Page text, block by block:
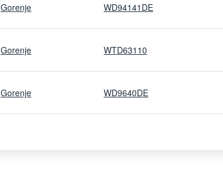
Gorenje WD94141DE
Gorenje WTD63110
Gorenje WD9640DE